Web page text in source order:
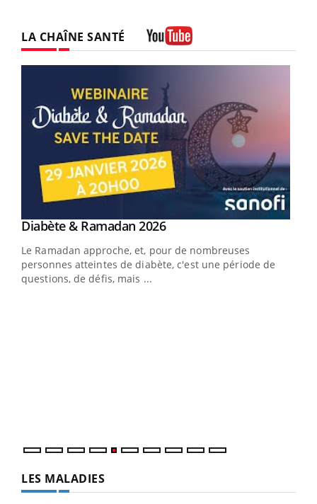
LA CHAÎNE SANTÉ
Youtube
Diabète & Ramadan 2026Youtube
Le Ramadan approche, et, pour de nombreuses
personnes atteintes de diabète, c'est une période de
questions, de défis, mais ...
LES MALADIES